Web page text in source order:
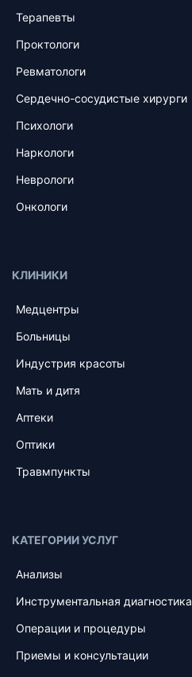
Терапевты
Проктологи
Ревматологи
Сердечно-сосудистые хирурги
Психологи
Наркологи
Неврологи
Онкологи
КЛИНИКИ
Медцентры
Больницы
Индустрия красоты
Мать и дитя
Аптеки
Оптики
Травмпункты
КАТЕГОРИИ УСЛУГ
Анализы
Инструментальная диагностика
Операции и процедуры
Приемы и консультации